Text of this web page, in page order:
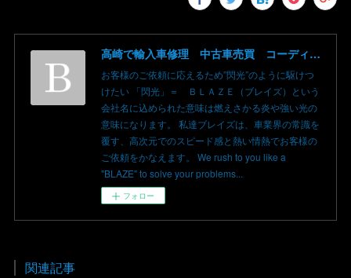
高崎で輸入車修理 中古車売買 コーディングならBLAZE（ブレイズ）へ│BLAZE Total Car Support & Modify in Takasaki Gunma
お客様のご依頼に応えるため”閃光”のように駆けつ
けたい 「閃光」＝ ＢＬＡＺＥ（ブレイズ）という
会社名に込められた意味は燃えさかる炎や強い光の
意味になります。 私達ブレイズは、車業界の常識を
覆す、高次元でのスピード感と熱い情熱でお客様の
ご依頼をかなえます。 We rush to you like a
"BLAZE" to solve your problems...
フォロー
関連記事